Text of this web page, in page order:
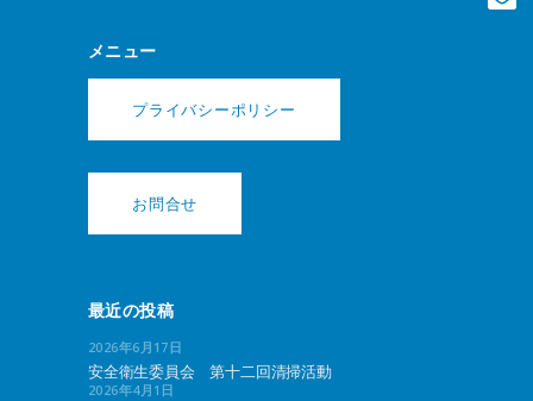
メニュー
プライバシーポリシー
お問合せ
最近の投稿
2026年6月17日
安全衛生委員会 第十二回清掃活動
2026年4月1日